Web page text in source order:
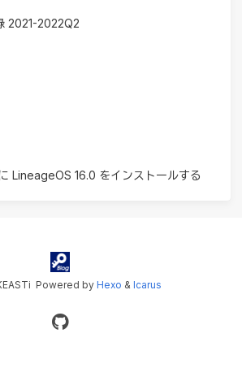
2021-2022Q2
LineageOS 16.0 をインストールする
Powered by Hexo & Icarus